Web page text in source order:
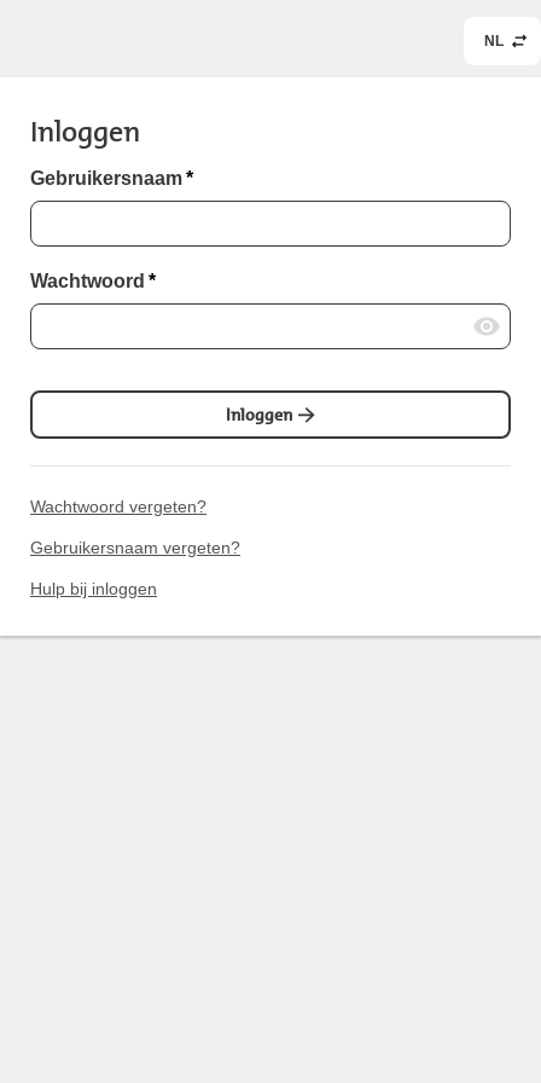
NL
Inloggen
Gebruikersnaam*
Wachtwoord *
Inloggen
Wachtwoord vergeten?
Gebruikersnaam vergeten?
Hulp bij inloggen